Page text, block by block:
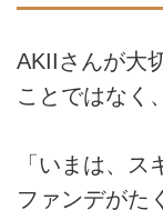
AKIIさんが大
ことではなく
「いまは、
ファンデがた